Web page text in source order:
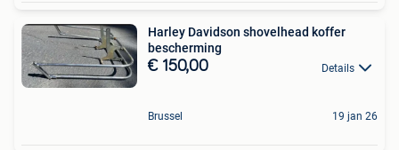
Harley Davidson shovelhead koffer
bescherming
€ 150,00 Details
Brussel 19 jan 26